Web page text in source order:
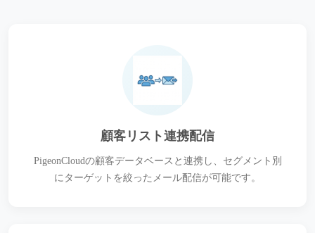
顧客リスト連携配信
PigeonCloudの顧客データベースと連携し、セグメント別
にターゲットを絞ったメール配信が可能です。